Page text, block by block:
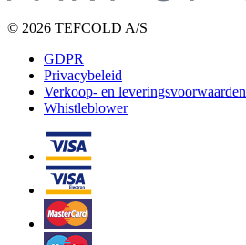
© 2026 TEFCOLD A/S
GDPR
Privacybeleid
Verkoop- en leveringsvoorwaarden
Whistleblower